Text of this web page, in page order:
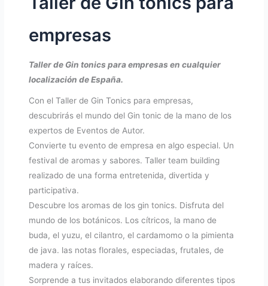
empresas
Taller de Gin tonics para empresas en cualquier
localización de España.
Con el Taller de Gin Tonics para empresas,
descubrirás el mundo del Gin tonic de la mano de los
expertos de Eventos de Autor.
Convierte tu evento de empresa en algo especial. Un
festival de aromas y sabores. Taller team building
realizado de una forma entretenida, divertida y
participativa.
Descubre los aromas de los gin tonics. Disfruta del
mundo de los botánicos. Los cítricos, la mano de
buda, el yuzu, el cilantro, el cardamomo o la pimienta
de java. las notas florales, especiadas, frutales, de
madera y raíces.
Sorprende a tus invitados elaborando diferentes tipos